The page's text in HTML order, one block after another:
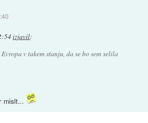
izjavil:
v takem stanju, da se bo sem selila
mislt...